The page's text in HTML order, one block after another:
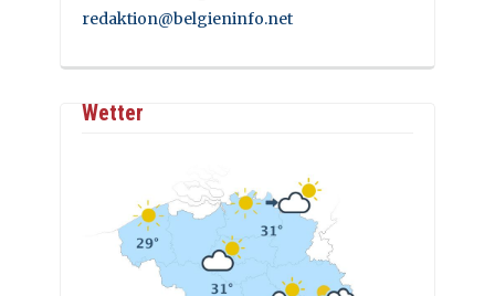
redaktion@belgieninfo.net
Wetter